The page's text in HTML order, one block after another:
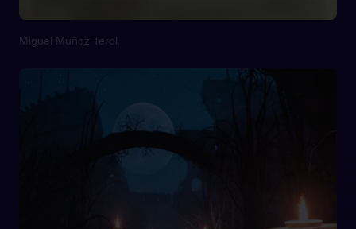
Miguel Muñoz Terol